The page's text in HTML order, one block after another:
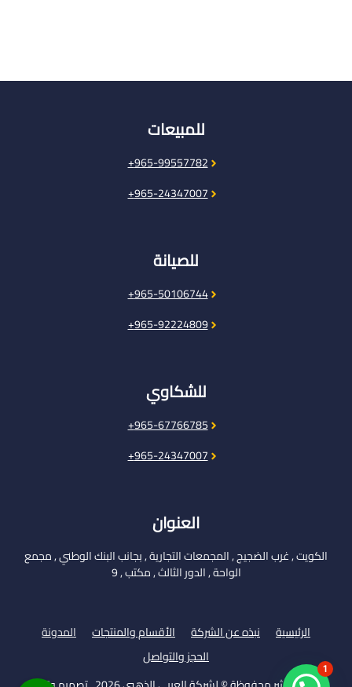
للمبيعات
965-99557782+
965-24347007+
للصيانة
965-50106744+
965-92224809+
للشكاوي
965-67766785+
965-24347007+
العنوان
الكويت , غرب الضجيج , المجمعات التجارية , بجانب البنك الوطني , مجمع
الواحة , الدور الثالث , مكتب , 9
الرئيسية نبذه عن الشركة الأقسام والمنتجات
المدونة
الحجز والتواصل
1